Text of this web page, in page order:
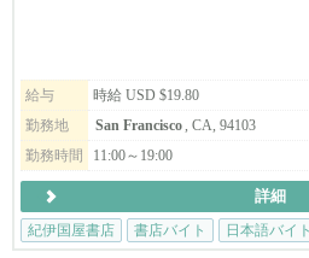
給与
時給 USD $19.80
勤務地
San Francisco , CA, 94103
勤務時間
11:00～19:00
詳細
紀伊国屋書店
書店バイト 日本語バイト